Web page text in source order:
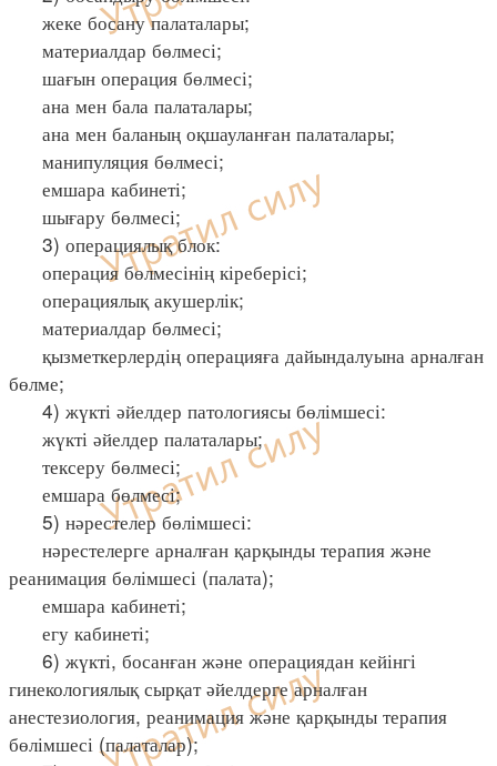
жеке босану палаталары;
материалдар бөлмесі;
шағын операция бөлмесі;
ана мен бала палаталары;
ана мен баланың оқшауланған палаталары;
манипуляция бөлмесі;
емшара кабинеті;
шығару бөлмесі;
3) операциялық блок:
операция бөлмесінің кіреберісі;
операциялық акушерлік;
материалдар бөлмесі;
қызметкерлердің операцияға дайындалуына арналған
бөлме;
4) жүкті әйелдер патологиясы бөлімшесі:
жүкті әйелдер палаталары;
тексеру бөлмесі;
емшара бөлмесі;
5) нәрестелер бөлімшесі:
нәрестелерге арналған қарқынды терапия және
реанимация бөлімшесі (палата);
емшара кабинеті;
егу кабинеті;
6) жүкті, босанған және операциядан кейінгі
гинекологиялық сырқат әйелдерге арналған
анестезиология, реанимация және қарқынды терапия
бөлімшесі (палаталар);